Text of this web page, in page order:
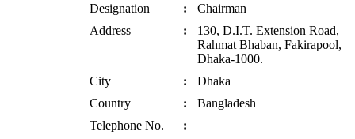
Designation
:
Chairman
Address
:
130, D.I.T. Extension Road,
Rahmat Bhaban, Fakirapool,
Dhaka-1000.
City
:
Dhaka
Country
:
Bangladesh
Telephone No.
: